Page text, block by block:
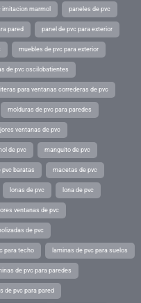
imitacion marmol paneles de pvc
pared panel de pvc para exterior
muebles de pvc para exterior
de pvc oscilobatientes
para ventanas correderas de pvc
molduras de pvc para paredes
ventanas de pvc
de pvc manguito de pvc
pvc baratas macetas de pvc
lonas de pvc lona de pvc
ventanas de pvc
de pvc
para techo laminas de pvc para suelos
de pvc para paredes
de pvc para pared